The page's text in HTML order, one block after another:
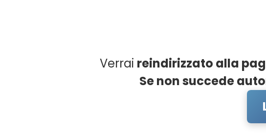
Verrai reindirizzato alla
Se non succede